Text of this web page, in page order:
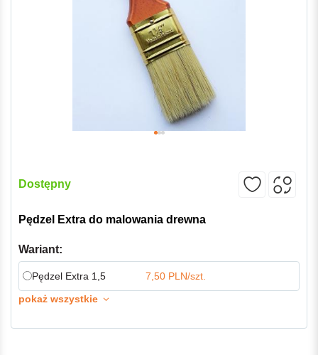
Dostępny
Pędzel Extra do malowania drewna
Wariant:
Pędzel Extra 1,5
7,50 PLN/szt.
pokaż wszystkie